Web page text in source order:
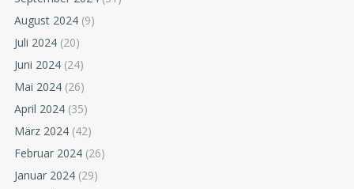
August 2024 (9)
Juli 2024 (20)
Juni 2024 (24)
Mai 2024 (26)
April 2024 (35)
März 2024 (42)
Februar 2024 (26)
Januar 2024 (29)